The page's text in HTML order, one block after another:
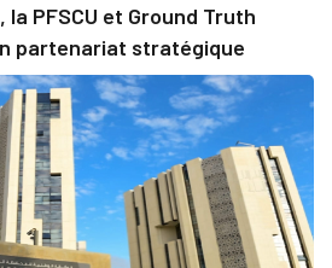
la PFSCU et Ground Truth
partenariat stratégique